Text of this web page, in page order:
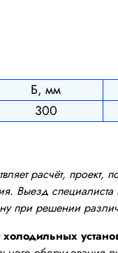
Б, мм
300
расчёт, проект,
Выезд специалиста
при решении